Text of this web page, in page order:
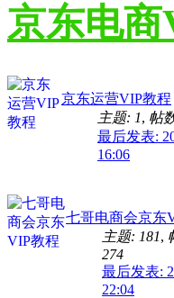
京东电
京东运营VIP教程
主题: 1, 帖
最后发表:
16:06
七哥电商会京东
主题: 181,
274
最后发表:
22:04